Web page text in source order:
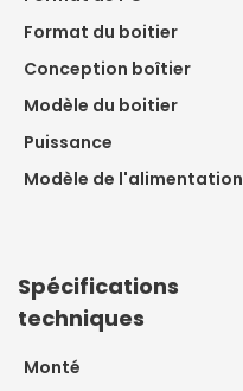
Format du boitier
Conception boîtier
Modèle du boitier
Puissance
Modèle de l'alimentation
Spécifications
techniques
Monté